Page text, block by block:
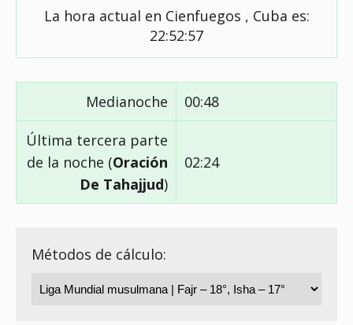
La hora actual en Cienfuegos , Cuba es:
22:52:58
Medianoche 00:48
Última tercera parte
de la noche (Oración
De Tahajjud)
02:24
Métodos de cálculo: